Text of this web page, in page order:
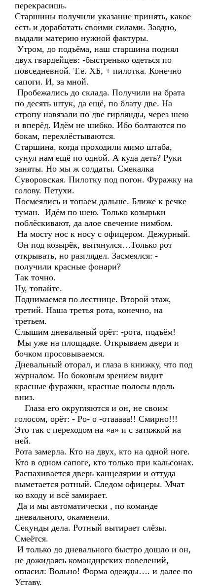
перекрасишь.
Старшины получили указание принять, какое
есть и доработать своими силами. Заодно,
выдали материю нужной фактуры.
Утром, до подъёма, наш старшина поднял
двух гвардейцев: -быстренько одеться по
повседневной. Т.е. ХБ, + пилотка. Конечно
сапоги. И, за мной.
Пробежались до склада. Получили на брата
по десять штук, да ещё, по блату две. На
стропу навязали по две гирлянды, через шею
и вперёд. Идём не шибко. Ибо болтаются по
бокам, перехлёстываются.
Старшина, когда проходили мимо штаба,
сунул нам ещё по одной. А куда деть? Руки
заняты. Но мы ж солдаты. Смекалка
Суворовская. Пилотку под погон. Фуражку на
голову. Петухи.
Посмеялись и топаем дальше. Ближе к речке
туман. Идём по шею. Только козырьки
поблёскивают, да алое свечение нимбом.
На мосту нос к носу с офицером. Дежурный.
Он под козырёк, вытянулся…Только рот
открывать, но разглядел. Засмеялся: -
получили красные фонари?
Так точно.
Ну, топайте.
Поднимаемся по лестнице. Второй этаж,
третий. Наша третья рота, конечно, на
третьем.
Слышим дневальный орёт: -рота, подъём!
Мы уже на площадке. Открываем двери и
бочком просовываемся.
Дневальный оторал, и глаза в книжку, что под
журналом. Но боковым зрением видит
красные фуражки, красные полосы вдоль
вниз.
Глаза его округляются и он, не своим
голосом, орёт: - Ро- о -отааааа!! Смирно!!!
Это так с переходом на «а» и с затяжкой на
ней.
Рота замерла. Кто на двух, кто на одной ноге.
Кто в одном сапоге, кто только при кальсонах.
Распахивается дверь канцелярии и оттуда
выметается ротный. Следом офицеры. Мчат
ко входу и всё замирает.
Да и мы автоматически , по команде
дневального, окаменели.
Секунды дела. Ротный вытирает слёзы.
Смеётся.
И только до дневального быстро дошло и он,
не дожидаясь командирских повелений,
огласил: Вольно! Форма одежды…. и далее по
Уставу.